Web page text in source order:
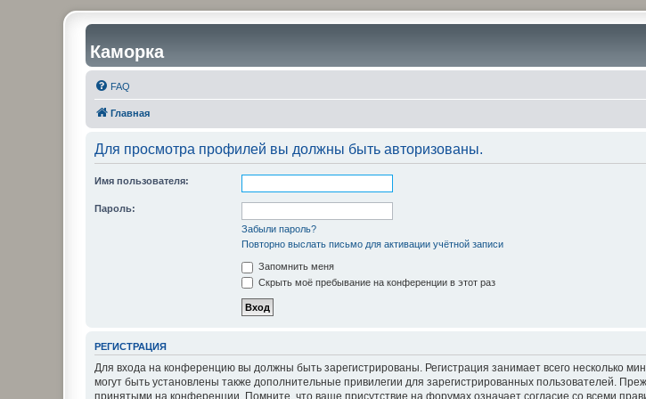
Каморка
FAQ
Главная
Для просмотра профилей вы должны быть авторизованы.
Имя пользователя:
Пароль:
Забыли пароль?
Повторно выслать письмо для активации учётной записи
Запомнить меня
Скрыть моё пребывание на конференции в этот раз
РЕГИСТРАЦИЯ
Для входа на конференцию вы должны быть зарегистрированы. Регистрация занимает всего несколько
могут быть установлены также дополнительные привилегии для зарегистрированных пользователей.
принятыми на конференции. Помните, что ваше присутствие на форумах означает согласие со всеми